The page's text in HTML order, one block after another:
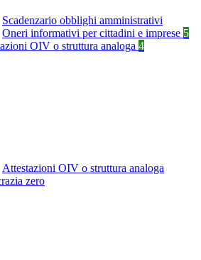
Scadenzario obblighi amministrativi
Oneri informativi per cittadini e imprese 5
OIV o struttura analoga 4
Attestazioni OIV o struttura analoga
zero